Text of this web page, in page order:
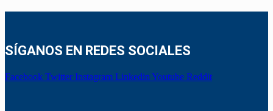
SÍGANOS EN REDES SOCIALES
Facebook Twitter Instagram Linkedin Youtube Reddit